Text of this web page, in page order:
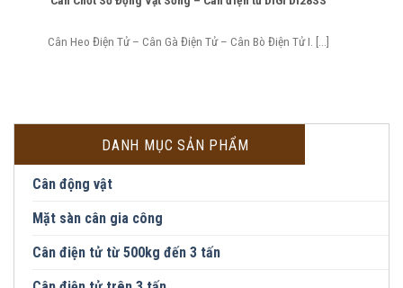
Cân Heo Điện Tử – Cân Gà Điện Tử – Cân Bò Điện Tử I. [...]
DANH MỤC SẢN PHẨM
Cân động vật
Mặt sàn cân gia công
Cân điện tử từ 500kg đến 3 tấn